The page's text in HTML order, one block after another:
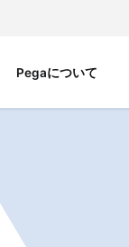
Pegaについて